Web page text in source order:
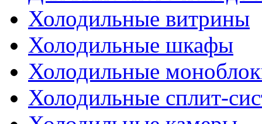
Холодильные витрины
Холодильные шкафы
Холодильные
Холодильные сплит-